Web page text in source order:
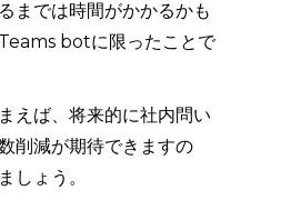
までは時間がかかるかも
botに限ったことで
えば、将来的に社内問い
削減が期待できますの
しょう。